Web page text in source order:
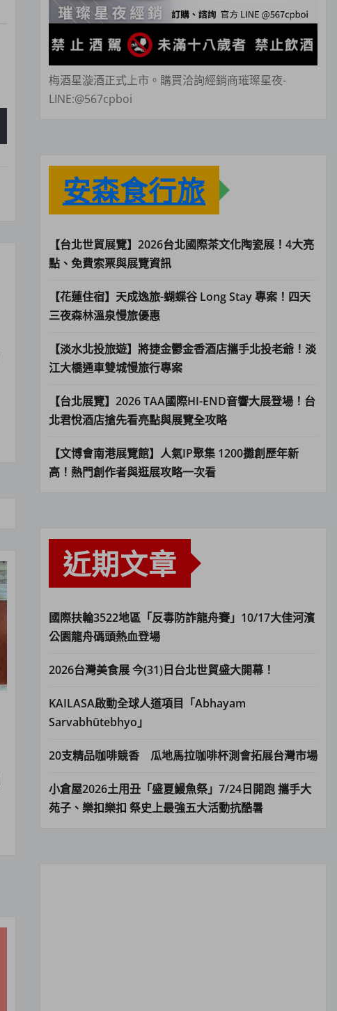
梅酒星漩酒正式上市。購買洽詢經銷商璀璨星夜-
LINE:@567cpboi
安森食行旅
【台北世貿展覽】2026台北國際茶文化陶瓷展！4大亮
點、免費索票與展覽資訊
【花蓮住宿】天成逸旅-蝴蝶谷 Long Stay 專案！四天
三夜森林溫泉慢旅優惠
【淡水北投旅遊】將捷金鬱金香酒店攜手北投老爺！淡
江大橋通車雙城慢旅行專案
【台北展覽】2026 TAA國際HI-END音響大展登場！台
北君悅酒店搶先看亮點與展覽全攻略
【文博會南港展覽館】人氣IP聚集 1200攤創歷年新
高！熱門創作者與逛展攻略一次看
近期文章
國際扶輪3522地區「反毒防詐龍舟賽」10/17大佳河濱
公園龍舟碼頭熱血登場
2026台灣美食展 今(31)日台北世貿盛大開幕！
KAILASA啟動全球人道項目「Abhayam
Sarvabhūtebhyo」
20支精品咖啡競香 瓜地馬拉咖啡杯測會拓展台灣市場
小倉屋2026土用丑「盛夏鰻魚祭」7/24日開跑 攜手大
苑子、樂扣樂扣 祭史上最強五大活動抗酷暑